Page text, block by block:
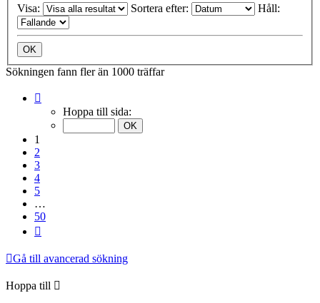
Visa: Sortera efter: Håll:
Sökningen fann fler än 1000 träffar
Hoppa till sida:
1
2
3
4
5
…
50
Gå till avancerad sökning
Hoppa till